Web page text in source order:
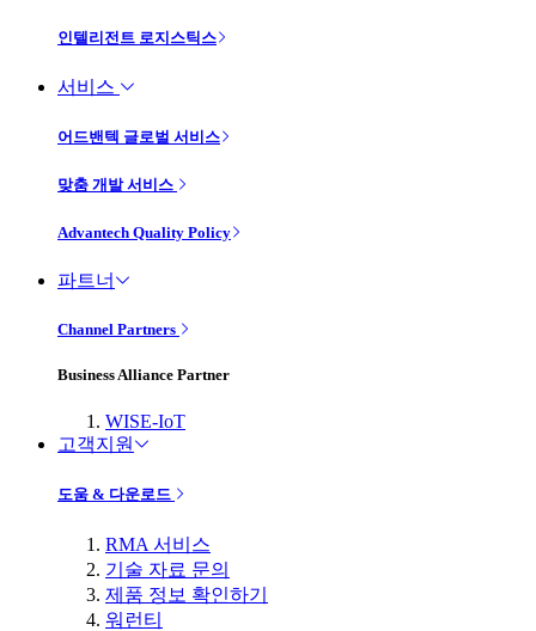
인텔리전트 로지스틱스
서비스
어드밴텍 글로벌 서비스
맞춤 개발 서비스
Advantech Quality Policy
파트너
Channel Partners
Business Alliance Partner
WISE-IoT
고객지원
도움 & 다운로드
RMA 서비스
기술 자료 문의
제품 정보 확인하기
워런티